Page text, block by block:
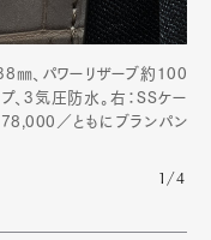
㎜、パワーリザーブ約100
プ、3気圧防水。右：SSケー
／ともにブランパン
1/4